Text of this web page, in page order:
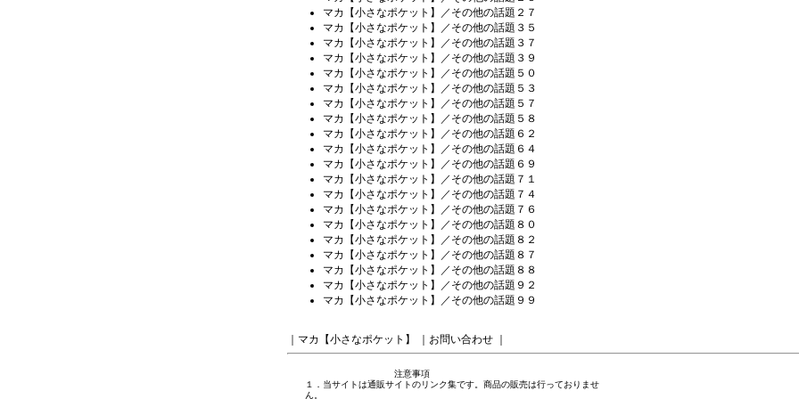
マカ【小さなポケット】／その他の話題２７
マカ【小さなポケット】／その他の話題３５
マカ【小さなポケット】／その他の話題３７
マカ【小さなポケット】／その他の話題３９
マカ【小さなポケット】／その他の話題５０
マカ【小さなポケット】／その他の話題５３
マカ【小さなポケット】／その他の話題５７
マカ【小さなポケット】／その他の話題５８
マカ【小さなポケット】／その他の話題６２
マカ【小さなポケット】／その他の話題６４
マカ【小さなポケット】／その他の話題６９
マカ【小さなポケット】／その他の話題７１
マカ【小さなポケット】／その他の話題７４
マカ【小さなポケット】／その他の話題７６
マカ【小さなポケット】／その他の話題８０
マカ【小さなポケット】／その他の話題８２
マカ【小さなポケット】／その他の話題８７
マカ【小さなポケット】／その他の話題８８
マカ【小さなポケット】／その他の話題９２
マカ【小さなポケット】／その他の話題９９
マカ【小さなポケット】 お問い合わせ
注意事項
１．当サイトは通販サイトのリンク集です。商品の販売は行っておりませ
ん。